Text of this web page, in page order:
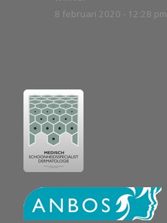
8 februari 2020 - 12:28 pm